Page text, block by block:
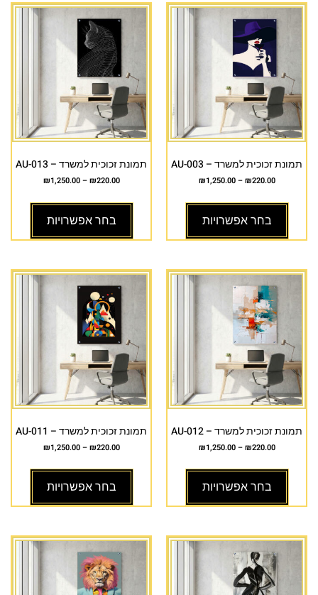
תמונת זכוכית למשרד – AU-003
₪220.00
–
₪1,250.00
בחר אפשרויות
תמונת זכוכית למשרד – AU-013
₪220.00
–
₪1,250.00
בחר אפשרויות
תמונת זכוכית למשרד – AU-012
₪220.00
–
₪1,250.00
בחר אפשרויות
תמונת זכוכית למשרד – AU-011
₪220.00
–
₪1,250.00
בחר אפשרויות